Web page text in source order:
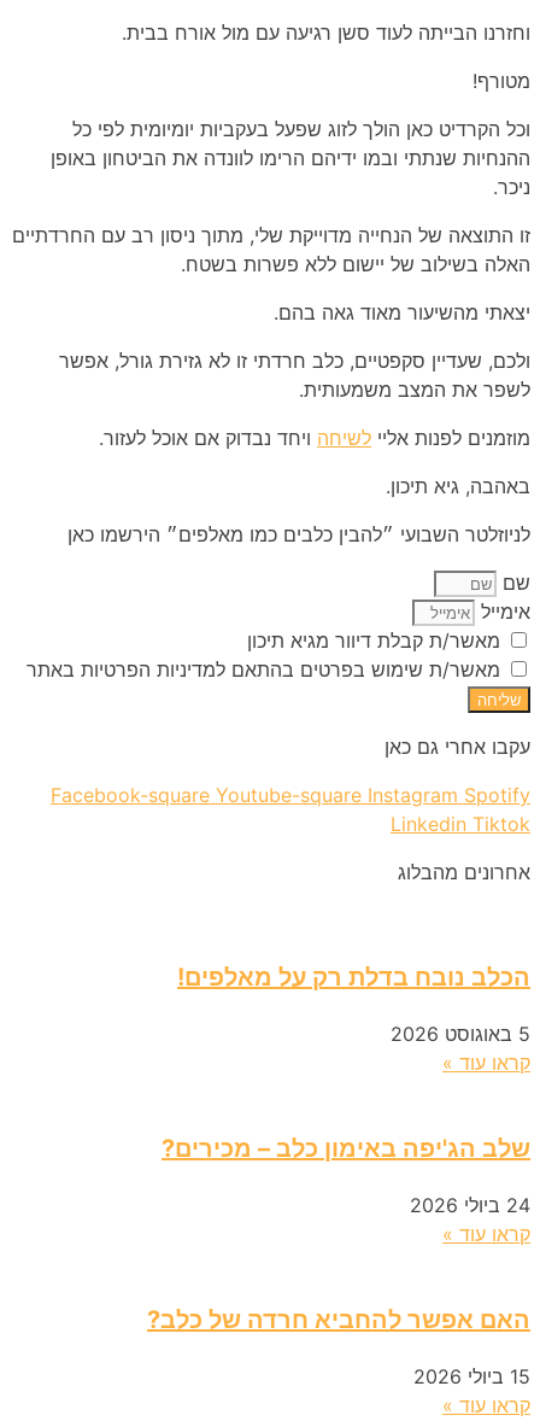
וחזרנו הבייתה לעוד סשן רגיעה עם מול אורח בבית.
מטורף!
וכל הקרדיט כאן הולך לזוג שפעל בעקביות יומיומית לפי כל
ההנחיות שנתתי ובמו ידיהם הרימו לוונדה את הביטחון באופן
ניכר.
זו התוצאה של הנחייה מדוייקת שלי, מתוך ניסון רב עם החרדתיים
האלה בשילוב של יישום ללא פשרות בשטח.
יצאתי מהשיעור מאוד גאה בהם.
ולכם, שעדיין סקפטיים, כלב חרדתי זו לא גזירת גורל, אפשר
לשפר את המצב משמעותית.
מוזמנים לפנות אליי לשיחה ויחד נבדוק אם אוכל לעזור.
באהבה, גיא תיכון.
לניוזלטר השבועי ״להבין כלבים כמו מאלפים״ הירשמו כאן
שם
אימייל
מאשר/ת קבלת דיוור מגיא תיכון
מאשר/ת שימוש בפרטים בהתאם למדיניות הפרטיות באתר
שליחה
עקבו אחרי גם כאן
Facebook-square Youtube-square Instagram Spotify
Linkedin Tiktok
אחרונים מהבלוג
הכלב נובח בדלת רק על מאלפים!
5 באוגוסט 2026
קראו עוד »
שלב הג'יפה באימון כלב – מכירים?
24 ביולי 2026
קראו עוד »
האם אפשר להחביא חרדה של כלב?
15 ביולי 2026
קראו עוד »